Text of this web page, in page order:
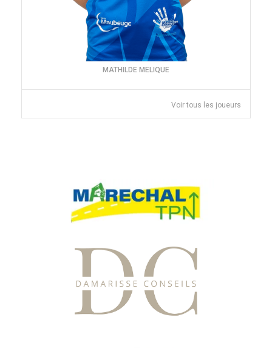
MATHILDE MELIQUE
Voir tous les joueurs